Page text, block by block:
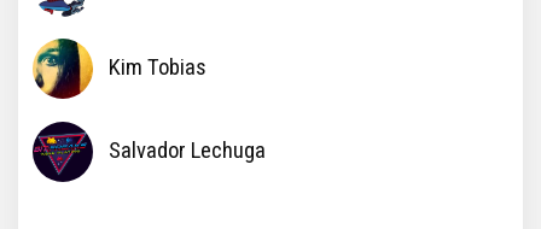
Kim Tobias
Salvador Lechuga